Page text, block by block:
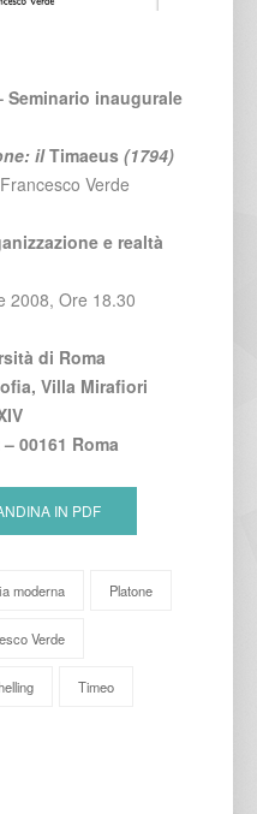
Seminario inaugurale
ilTimaeus (1794)
Verde
e realtà
2008, Ore 18.30
di Roma
Villa Mirafiori
00161 Roma
IN PDF
moderna Platone
Verde
Timeo